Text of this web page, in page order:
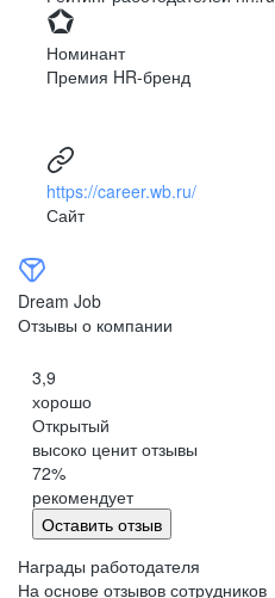
Номинант
Премия HR-бренд
https://career.wb.ru/
Сайт
Dream Job
Отзывы о компании
3,9
хорошо
Открытый
высоко ценит отзывы
72%
рекомендует
Оставить отзыв
Награды работодателя
На основе отзывов сотрудников